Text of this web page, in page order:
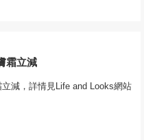
霜立減
減，詳情見Life and Looks網站